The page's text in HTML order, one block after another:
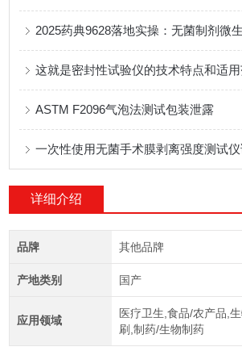
这就是密封性试验仪的技术特点和适
ASTM F2096气泡法测试包装泄露
一次性使用无菌手术膜剥离强度测试
详细介绍
品牌 其他品牌
产地类别 国产
应用领域
医疗卫生,食品/农产品,
刷,制药/生物制药